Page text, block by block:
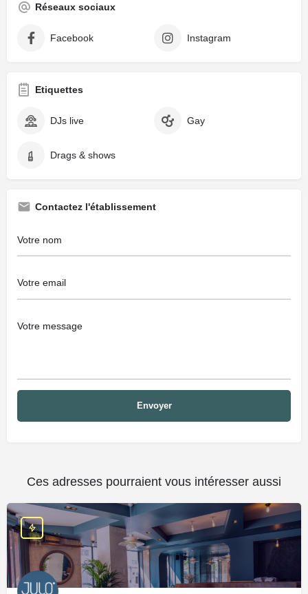
Réseaux sociaux
Facebook Instagram
Etiquettes
DJs live Gay
Drags & shows
Contactez l'établissement
Ces adresses pourraient vous intéresser aussi